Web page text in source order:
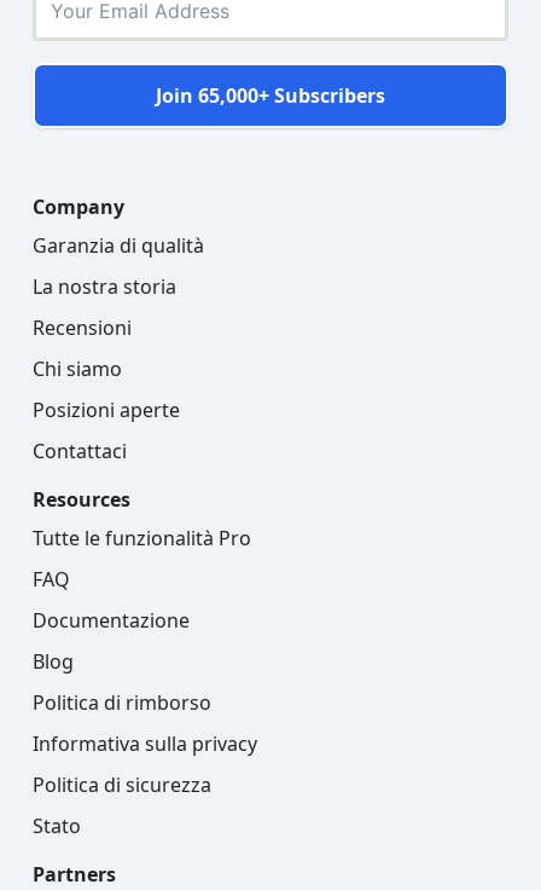
Join 65,000+ Subscribers
Company
Garanzia di qualità
La nostra storia
Recensioni
Chi siamo
Posizioni aperte
Contattaci
Resources
Tutte le funzionalità Pro
FAQ
Documentazione
Blog
Politica di rimborso
Informativa sulla privacy
Politica di sicurezza
Stato
Partners